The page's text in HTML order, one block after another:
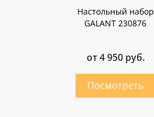
Настольный набор
GALANT 230876
от 4 950 руб.